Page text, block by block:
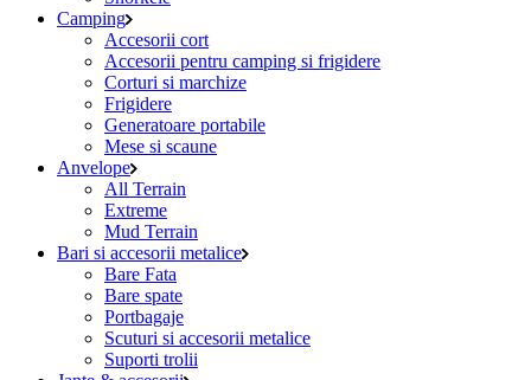
Camping
Accesorii cort
Accesorii pentru camping si frigidere
Corturi si marchize
Frigidere
Generatoare portabile
Mese si scaune
Anvelope
All Terrain
Extreme
Mud Terrain
Bari si accesorii metalice
Bare Fata
Bare spate
Portbagaje
Scuturi si accesorii metalice
Suporti trolii